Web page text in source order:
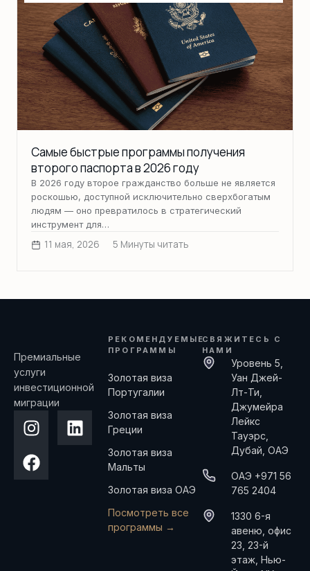
Самые быстрые программы получения
второго паспорта в 2026 году
В 2026 году второе гражданство больше не является
роскошью, доступной исключительно сверхбогатым
людям — оно превратилось в стратегический
инструмент для…
11 мая, 2026 5 Минуты читать
Премиальные
услуги
инвестиционной
миграции
РЕКОМЕНДУЕМЫЕ
ПРОГРАММЫ
Золотая виза
Португалии
Золотая виза
Греции
Золотая виза
Мальты
Золотая виза ОАЭ
Посмотреть все
программы →
СВЯЖИТЕСЬ С
НАМИ
Уровень 5,
Уан Джей-
Лт-Ти,
Джумейра
Лейкс
Тауэрс,
Дубай, ОАЭ
ОАЭ +971 56
765 2404
1330 6-я
авеню, офис
23, 23-й
этаж, Нью-